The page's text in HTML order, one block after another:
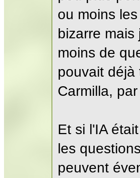
ou moins
bizarre
moins de
pouvait déjà
Carmilla,
Et si l'IA
les
peuvent